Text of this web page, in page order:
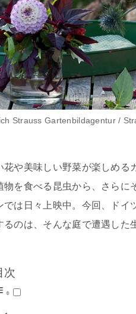
Strauss Gartenbildagentur /
花や美味しい野菜が楽しめる
物を食べる昆虫から、さらに
では日々上映中。今回、ドイ
るのは、そんな庭で遭遇した
次